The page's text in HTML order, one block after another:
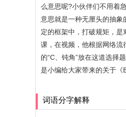
么意思呢?小伙伴们不用着
意思就是一种无厘头的抽象
定的框架中，打破规矩，
课，在视频，他根据网络流
的“C、钝角”放在这道选择
是小编给大家带来的关于《
词语分字解释